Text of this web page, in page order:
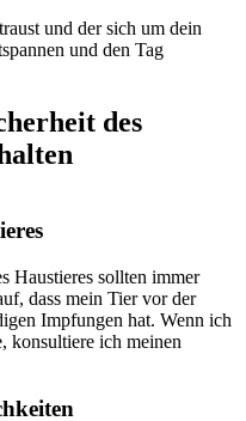
und der sich um dein
und den Tag
des
Haustieres sollten immer
dass mein Tier vor der
Impfungen hat. Wenn ich
konsultiere ich meinen